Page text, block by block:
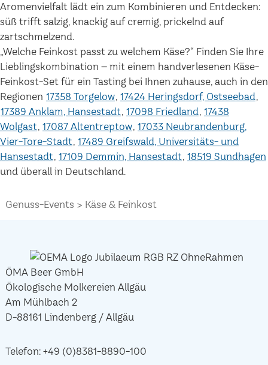
Aromenvielfalt lädt ein zum Kombinieren und Entdecken:
süß trifft salzig, knackig auf cremig, prickelnd auf
zartschmelzend.
„Welche Feinkost passt zu welchem Käse?“ Finden Sie Ihre
Lieblingskombination – mit einem handverlesenen Käse-
Feinkost-Set für ein Tasting bei Ihnen zuhause, auch in den
Regionen 17358 Torgelow 17424 Heringsdorf, Ostseebad
17389 Anklam, Hansestadt 17098 Friedland 17438
Wolgast 17087 Altentreptow 17033 Neubrandenburg,
Vier-Tore-Stadt 17489 Greifswald, Universitäts- und
Hansestadt 17109 Demmin, Hansestadt 18519 Sundhagen
und überall in Deutschland.
Genuss-Events Käse & Feinkost
ÖMA Beer GmbH
Ökologische Molkereien Allgäu
Am Mühlbach 2
D-88161 Lindenberg / Allgäu
Telefon: +49 (0)8381-8890-100